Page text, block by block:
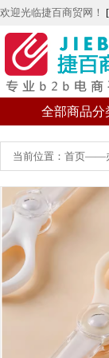
欢迎光临捷百商贸网！
全部商品分
当前位置：首页